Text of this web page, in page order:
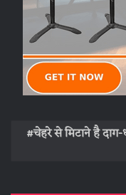
चेहरे से मिटाने है